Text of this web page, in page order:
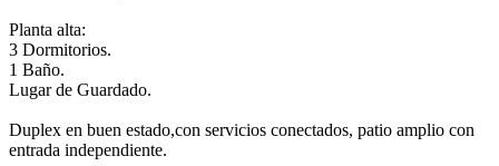
Planta alta:
3 Dormitorios.
1 Baño.
Lugar de Guardado.
Duplex en buen estado,con servicios conectados, patio amplio con
entrada independiente.